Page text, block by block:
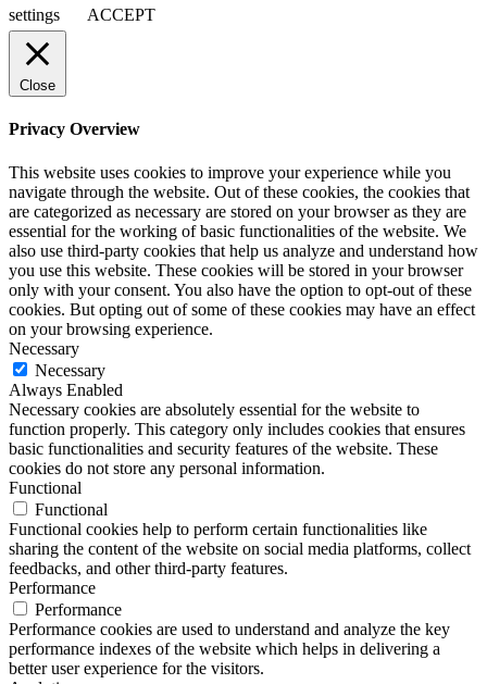
settings
ACCEPT
Close
Privacy Overview
This website uses cookies to improve your experience while you
navigate through the website. Out of these cookies, the cookies that
are categorized as necessary are stored on your browser as they are
essential for the working of basic functionalities of the website. We
also use third-party cookies that help us analyze and understand how
you use this website. These cookies will be stored in your browser
only with your consent. You also have the option to opt-out of these
cookies. But opting out of some of these cookies may have an effect
on your browsing experience.
Necessary
Necessary
Always Enabled
Necessary cookies are absolutely essential for the website to
function properly. This category only includes cookies that ensures
basic functionalities and security features of the website. These
cookies do not store any personal information.
Functional
Functional
Functional cookies help to perform certain functionalities like
sharing the content of the website on social media platforms, collect
feedbacks, and other third-party features.
Performance
Performance
Performance cookies are used to understand and analyze the key
performance indexes of the website which helps in delivering a
better user experience for the visitors.